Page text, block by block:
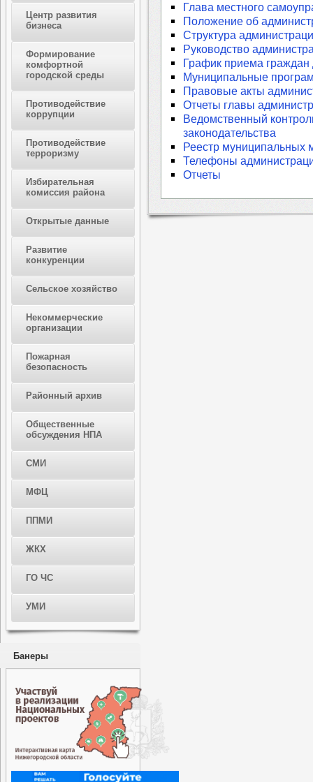
Центр развития
бизнеса
Формирование
комфортной
городской среды
Противодействие
коррупции
Противодействие
терроризму
Избирательная
комиссия района
Открытые данные
Развитие
конкуренции
Сельское хозяйство
Некоммерческие
организации
Пожарная
безопасность
Районный архив
Общественные
обсуждения НПА
СМИ
МФЦ
ППМИ
ЖКХ
ГО ЧС
УМИ
Банеры
Глава местного
Положение об
Структура
Руководство
График приема
Муниципальные
Правовые акты
Отчеты главы
Ведомственный
законодательства
Реестр муниципальных
Телефоны
Отчеты